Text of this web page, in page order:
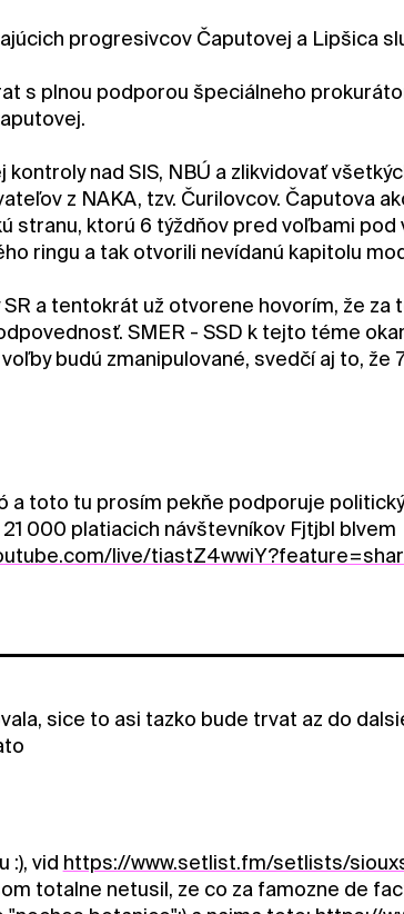
progresivcov Čaputovej a Lipšica
s plnou podporou špeciálneho
nad SIS, NBÚ a zlikvidovať
z NAKA, tzv. Čurilovcov. Čaputova
stranu, ktorú 6 týždňov pred voľbami
ringu a tak otvorili nevídanú kapitolu
a tentokrát už otvorene hovorím, že
SMER - SSD k tejto téme
budú zmanipulované, svedčí aj to,
a toto tu prosím pekňe podporuje
21 000 platiacich návštevníkov Fjtjbl blvem
live/
sice to asi tazko bude trvat az do
:), vid https://www.setlist.fm/setlists/
totalne netusil, ze co za famozne de